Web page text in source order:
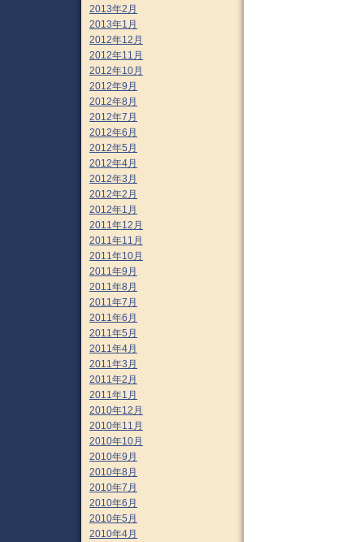
2013年2月
2013年1月
2012年12月
2012年11月
2012年10月
2012年9月
2012年8月
2012年7月
2012年6月
2012年5月
2012年4月
2012年3月
2012年2月
2012年1月
2011年12月
2011年11月
2011年10月
2011年9月
2011年8月
2011年7月
2011年6月
2011年5月
2011年4月
2011年3月
2011年2月
2011年1月
2010年12月
2010年11月
2010年10月
2010年9月
2010年8月
2010年7月
2010年6月
2010年5月
2010年4月